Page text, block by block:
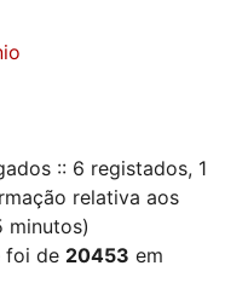
:: 6 registados, 1
relativa aos
minutos)
foi de 20453 em